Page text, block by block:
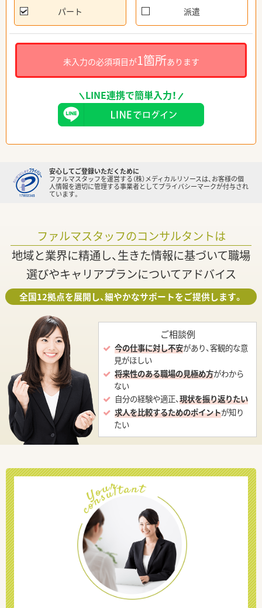
パート 派遣
未入力の必須項目が1箇所あります
LINE連携で簡単入力！
安心してご登録いただくために
ファルマスタッフを運営する（株）メディカルリソースは、お客様の個
人情報を適切に管理する事業者としてプライバシーマークが付与され
ています。
ファルマスタッフのコンサルタントは
地域と業界に精通し、生きた情報に基づいて職場
選びやキャリアプランについてアドバイス
全国12拠点を展開し、細やかなサポートをご提供します。
ご相談例
今の仕事に対し不安があり、客観的な意
見がほしい
将来性のある職場の見極め方がわから
ない
自分の経験や適正、現状を振り返りたい
求人を比較するためのポイントが知り
たい